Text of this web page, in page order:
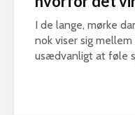
I de lange, mørke
nok viser sig
usædvanligt at føle